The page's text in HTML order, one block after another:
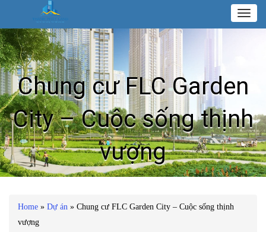
Toggle
Chung cư FLC Garden
City – Cuộc sống thịnh
vượng
Home » Dự án » Chung cư FLC Garden City – Cuộc sống thịnh
vượng